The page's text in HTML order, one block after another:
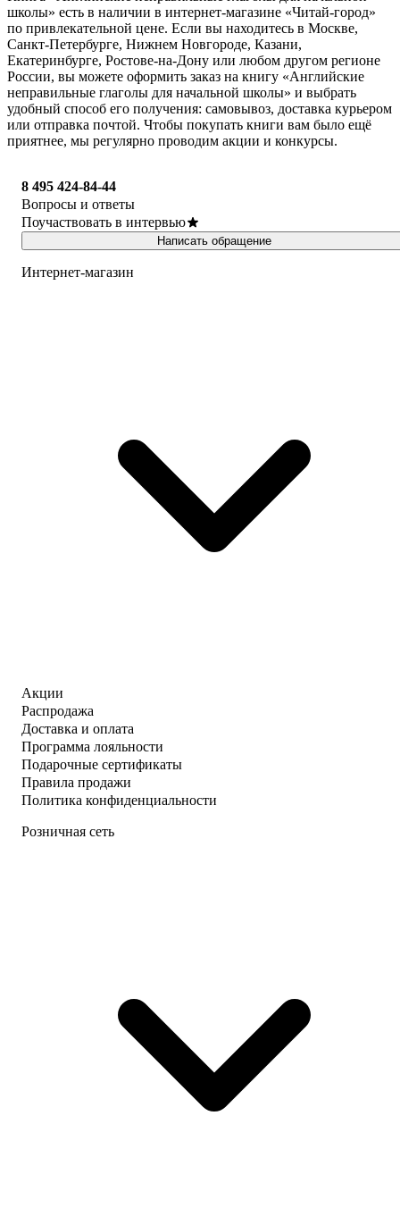
школы» есть в наличии в интернет-магазине «Читай-город»
по привлекательной цене. Если вы находитесь в Москве,
Санкт-Петербурге, Нижнем Новгороде, Казани,
Екатеринбурге, Ростове-на-Дону или любом другом регионе
России, вы можете оформить заказ на книгу «Английские
неправильные глаголы для начальной школы» и выбрать
удобный способ его получения: самовывоз, доставка курьером
или отправка почтой. Чтобы покупать книги вам было ещё
приятнее, мы регулярно проводим акции и конкурсы.
8 495 424-84-44
Вопросы и ответы
Поучаствовать в интервью
Написать обращение
Интернет-магазин
Акции
Распродажа
Доставка и оплата
Программа лояльности
Подарочные сертификаты
Правила продажи
Политика конфиденциальности
Розничная сеть